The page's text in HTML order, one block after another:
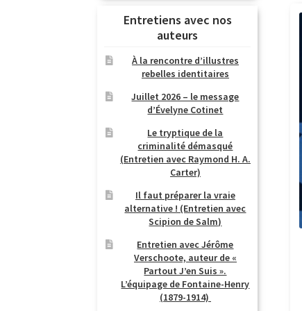
Entretiens avec nos
auteurs
À la rencontre d’illustres
rebelles identitaires
Juillet 2026 – le message
d’Évelyne Cotinet
Le tryptique de la
criminalité démasqué
(Entretien avec Raymond H. A.
Carter)
Il faut préparer la vraie
alternative ! (Entretien avec
Scipion de Salm)
Entretien avec Jérôme
Verschoote, auteur de «
Partout J’en Suis ».
L’équipage de Fontaine-Henry
(1879-1914)